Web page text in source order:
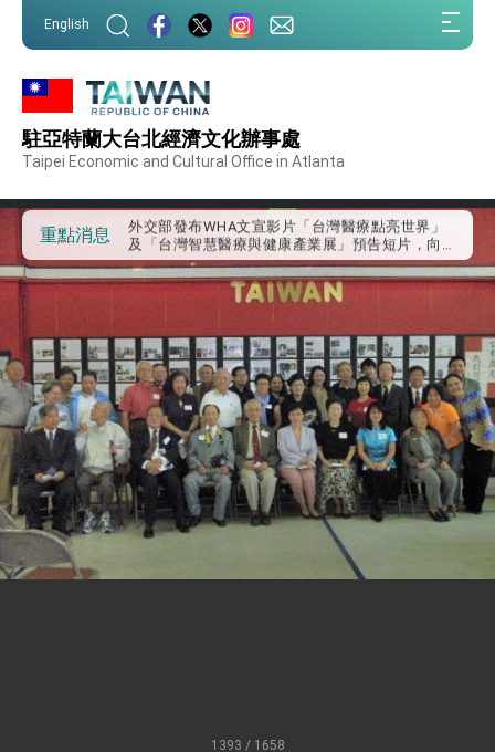
English
駐亞特蘭大台北經濟文化辦事處
Taipei Economic and Cultural Office in Atlanta
重點消息
外交部重要言論
我國政府將在美國亞利桑納州設立「駐鳳凰城辦
事處」，進一步深化台美交流合作
經驗為亞太醫療照護發展開創新里程碑
外交部發布WHA文宣影片「台灣醫療點亮世界」
及「台灣智慧醫療與健康產業展」預告短片，向
世界展現台灣守護全球健康的創新能量
總統出訪史瓦帝尼返國談話 強調臺灣人有權利
走向世界 盼與理念相近國家共同維護國際秩序
訪問
總統與五院院長新春茶敘 盼化分歧為團結、為
國家邁出合作第一步
總統農曆春節談話
台美貿易協議完成簽署達成6大目標、創5大歷史
性突破 總統強調將以3大面向加速臺灣經濟轉型
升級 籲請立院全力支持並盡速通過
臺美簽署「對等貿易協定」確立對等關稅15%且不
疊加 我輸美2072項產品豁免對等關稅
總統接受「法新社」（AFP）專訪內容
外交部長林佳龍於《外交事務》撰文指出：自由
1393 / 1658